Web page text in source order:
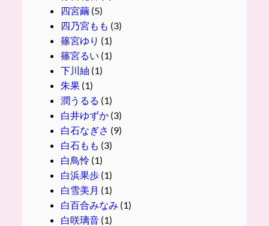
四宮繭(5)
四乃宮もも (3)
篠宮ゆり (1)
篠宮るい (1)
下川紬 (1)
朱果(1)
潤うるる (1)
白井ゆずか(3)
白石なぎさ (9)
白石もも (3)
白鳥怜(1)
白浜果歩(1)
白雪美月 (1)
白百合みなみ (1)
白咲璃音(1)